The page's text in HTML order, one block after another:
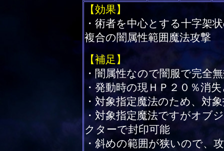
【効果】
・術者を中心とする十字架
複合の闇属性範囲魔法攻撃
【補足】
・闇属性なので闇服で完全
・発動時の現ＨＰ２０％消
・対象指定魔法のため、対
・対象指定魔法ですがオブ
クターで封印可能
・斜めの範囲が狭いので、